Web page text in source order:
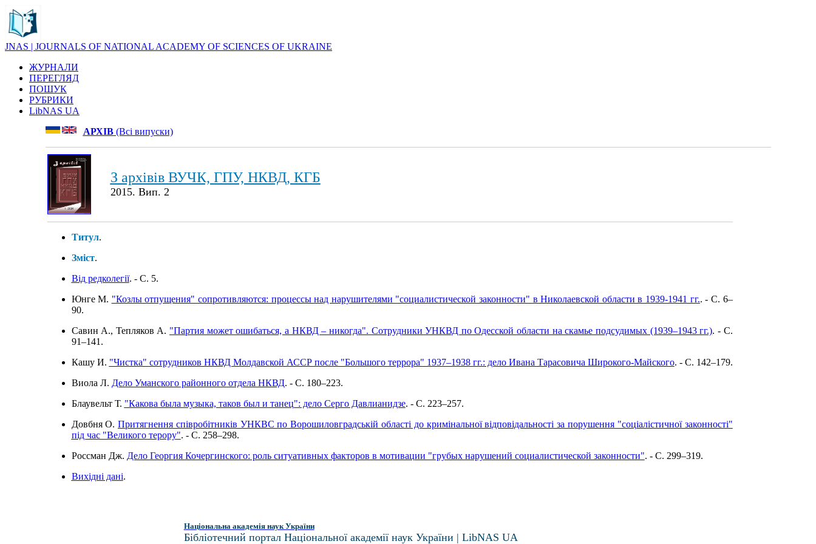
JNAS | JOURNALS OF NATIONAL ACADEMY OF SCIENCES OF UKRAINE
ЖУРНАЛИ
ПЕРЕГЛЯД
ПОШУК
РУБРИКИ
LibNAS UA
АРХІВ(Всі випуски)
З архівів ВУЧК, ГПУ, НКВД, КГБ
2015. Вип. 2
Титул.
Зміст.
Від редколегії. - C. 5.
Юнге М. "Козлы отпущения" сопротивляются: процессы над нарушителями "социалистической законности" в Николаевской области в 1939-1941 гг.. - C. 6–
90.
Савин А., Тепляков А. "Партия может ошибаться, а НКВД – никогда". Сотрудники УНКВД по Одесской области на скамье подсудимых (1939–1943 гг.). - C.
91–141.
Кашу И. "Чистка" сотрудников НКВД Молдавской АССР после "Большого террора" 1937–1938 гг.: дело Ивана Тарасовича Широкого-Майского. - C. 142–179.
Виола Л. Дело Уманского районного отдела НКВД. - C. 180–223.
Блаувельт Т. "Какова была музыка, таков был и танец": дело Серго Давлианидзе. - C. 223–257.
Довбня О.Притягнення співробітників УНКВС по Ворошиловградській області до кримінальної відповідальності за порушення "соціалістичної законності"
під час "Великого терору". - C. 258–298.
Россман Дж. Дело Георгия Кочергинского: роль ситуативных факторов в мотивации "грубых нарушений социалистической законности". - C. 299–319.
Вихідні дані.
Національна академія наук України
Бібліотечний портал Національної академії наук України | LibNAS UA